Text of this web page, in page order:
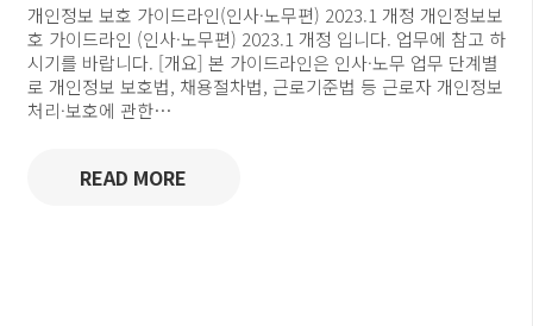
개인정보 보호 가이드라인(인사·노무편) 2023.1 개정 개인정보보
호 가이드라인 (인사·노무편) 2023.1 개정 입니다. 업무에 참고 하
시기를 바랍니다. [개요] 본 가이드라인은 인사·노무 업무 단계별
로 개인정보 보호법, 채용절차법, 근로기준법 등 근로자 개인정보
처리·보호에 관한…
READ MORE